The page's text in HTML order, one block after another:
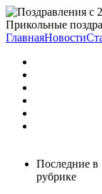
Прикольные
ГлавнаяНовости
Последние в
рубрике